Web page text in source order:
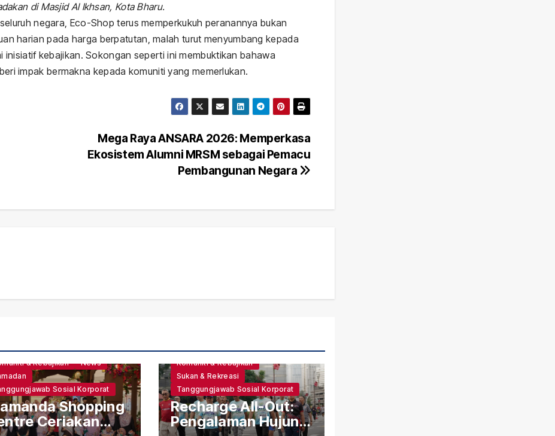
di Masjid Al Ikhsan, Kota Bharu.
negara, Eco-Shop terus memperkukuh peranannya bukan
harian pada harga berpatutan, malah turut menyumbang kepada
kebajikan. Sokongan seperti ini membuktikan bahawa
impak bermakna kepada komuniti yang memerlukan.
Mega Raya ANSARA 2026: Memperkasa
Ekosistem Alumni MRSM sebagai Pemacu
Pembangunan Negara
Event
Kebajikan
& Kebajikan
News
Sosial Korporat
Shopping
Ceriakan
Komuniti & Kebajikan
Sukan & Rekreasi
Tanggungjawab Sosial Korporat
Recharge All-Out:
Pengalaman Hujung